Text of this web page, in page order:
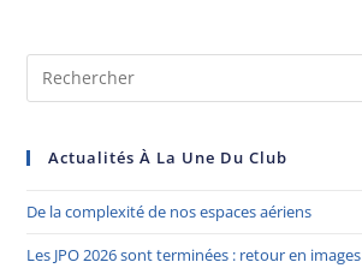
Actualités À La Une Du Club
De la complexité de nos espaces aériens
Les JPO 2026 sont terminées : retour en images